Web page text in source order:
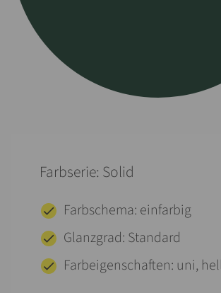
Farbserie: Solid
Farbschema: einfarbig
Glanzgrad: Standard
Farbeigenschaften: uni,